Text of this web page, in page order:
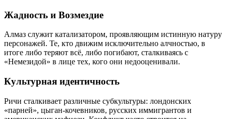
Жадность и Возмездие
Алмаз служит катализатором, проявляющим истинную натуру
персонажей. Те, кто движим исключительно алчностью, в
итоге либо теряют всё, либо погибают, сталкиваясь с
«Немезидой» в лице тех, кого они недооценивали.
Культурная идентичность
Ричи сталкивает различные субкультуры: лондонских
«парней», цыган-кочевников, русских иммигрантов и